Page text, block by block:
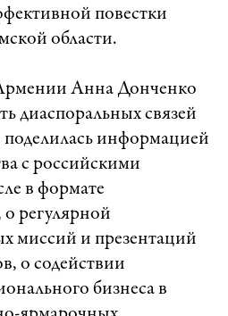
повестки
области.
Анна Донченко
диаспоральных связей
информацией
с российскими
в формате
регулярной
миссий и презентаций
о содействии
бизнеса в